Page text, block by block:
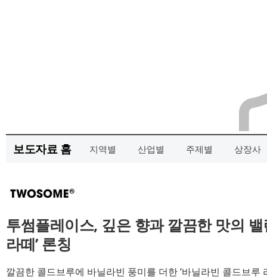
보도자료 홈 지역별 산업별 주제별 상장사
투썸플레이스, 깊은 향과 깔끔한 맛의
라떼’ 론칭
깔끔한 콜드브루에 바닐라빈 풍미를 더한 ‘바닐라빈 콜드브루